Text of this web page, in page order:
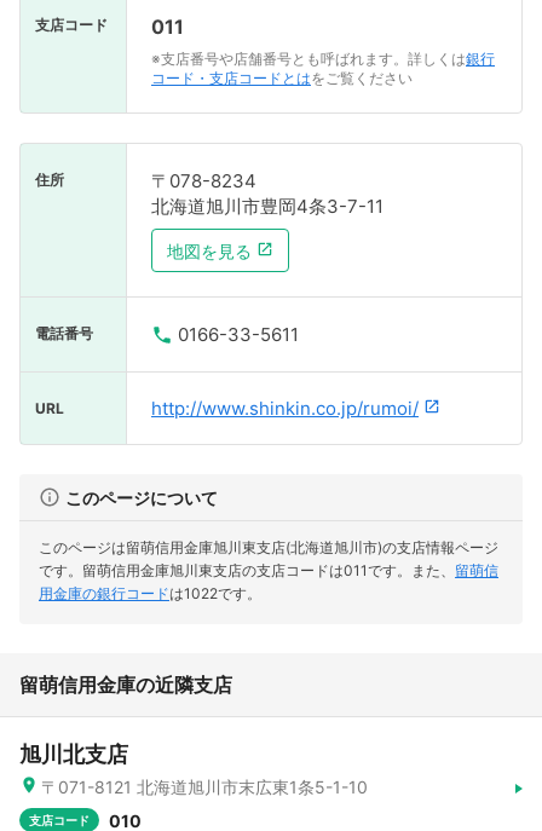
支店コード 011
※支店番号や店舗番号とも呼ばれます。詳しくは銀行
コード・支店コードとはをご覧ください
住所
〒078-8234
北海道旭川市豊岡4条3-7-11
地図を見る
電話番号 0166-33-5611
URL http://www.shinkin.co.jp/rumoi/
このページについて
このページは留萌信用金庫旭川東支店(北海道旭川市)の支店情報ページ
です。 留萌信用金庫旭川東支店の支店コードは011です。 また、 留萌信
用金庫の銀行コードは1022です。
留萌信用金庫の近隣支店
旭川北支店
〒071-8121 北海道旭川市末広東1条5-1-10
支店コード 010